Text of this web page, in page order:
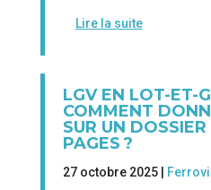
Lire la suite
LGV EN LOT-ET-
COMMENT
SUR UN
PAGES ?
27 octobre 2025 |